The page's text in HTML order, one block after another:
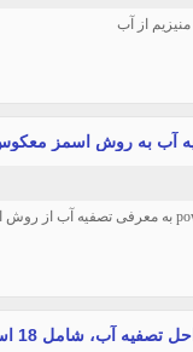
از آب‬‬‬‬‬‬‬‬‬‬‬‬‬‬‬‬‬‬‬‬‬‬‬‬‬‬‬‬‬‬‬‬‬‬‬‬‬‬‬‬‬‬‬‬‬‬‬‬‬‬‬‬‬‬‬‬‬‬‬‬‬‬‬‬‬‬‬‬‬‬‬‬‬‬‬‬‬‬‬‬‬‬‬‬‬‬‬‬‬‬‬‬‬‬‬‬‬‬‬‬‬‬‬‬‬‬‬‬‬‬‬‬‬‬‬‬‬‬‬‬‬‬‬‬‬‬‬‬‬‬‬‬‬‬‬‬‬‬‬‬‬‬‬‬‬‬‬‬‬‬‬‬‬‬‬‬‬‬‬‬‬‬‬‬‬‬‬‬‬‬‬‬‬‬‬‬‬‬‬‬‬‬‬‬‬‬‬‬‬‬‬‬‬‬‬‬‬‬‬‬‬‬‬‬‬‬‬‬‬‬‬‬‬‬‬‬‬‬‬‬‬‬‬‬‬‬‬‬‬‬‬‬‬‬‬‬‬‬‬‬‬‬‬‬‬‬‬‬‬‬‬‬‬‬‬‬‬‬‬
آب به روش اسمز
شامل 18 اسلاید، 20 صفحه